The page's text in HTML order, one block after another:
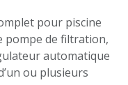
pour piscine
pompe de filtration,
automatique
ou plusieurs